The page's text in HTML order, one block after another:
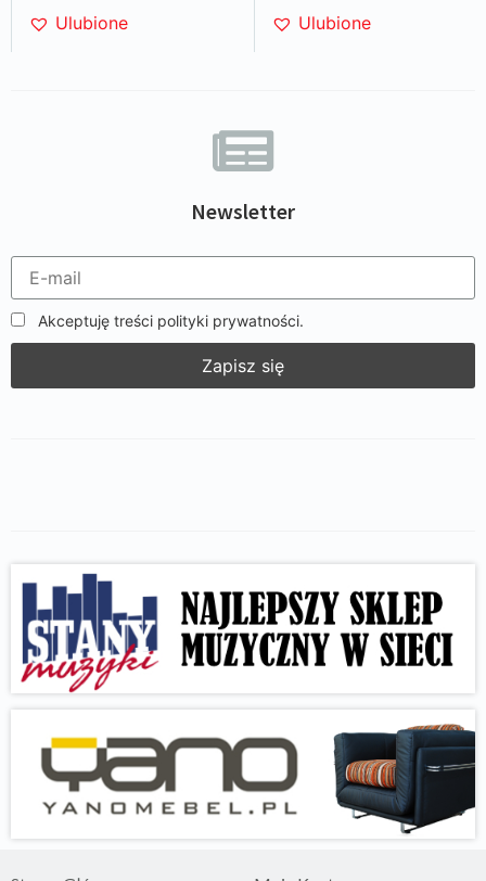
Newsletter
Akceptuję treści polityki prywatności.
Ulubione Ulubione